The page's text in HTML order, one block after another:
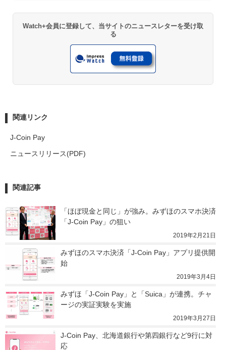
Watch+会員に登録して、当サイトのニュースレターを受け取
る
関連リンク
J-Coin Pay
ニュースリリース(PDF)
関連記事
「ほぼ現金と同じ」が強み。みずほのスマホ決済
「J-Coin Pay」の狙い
2019年2月21日
みずほのスマホ決済「J-Coin Pay」アプリ提供開
始
2019年3月4日
みずほ「J-Coin Pay」と「Suica」が連携。チャ
ージの実証実験を実施
2019年3月27日
J-Coin Pay、北海道銀行や第四銀行など9行に対
応